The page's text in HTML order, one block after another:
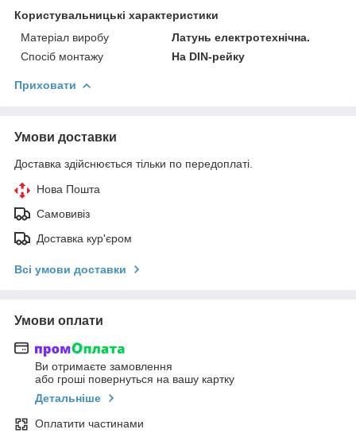
Користувальницькі характеристики
Матеріал виробу
Латунь електротехнічна.
Спосіб монтажу
На DIN-рейку
Приховати
Умови доставки
Доставка здійснюється тільки по передоплаті.
Нова Пошта
Самовивіз
Доставка кур'єром
Всі умови доставки
Умови оплати
Ви отримаєте замовлення
або гроші повернуться на вашу картку
Детальніше
Оплатити частинами